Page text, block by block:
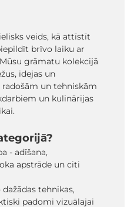
veids, kā attīstīt
brīvo laiku ar
grāmatu kolekcijā
idejas un
un tehniskām
un kulinārijas
- adīšana,
apstrāde un citi
tehnikas,
padomi vizuālajai